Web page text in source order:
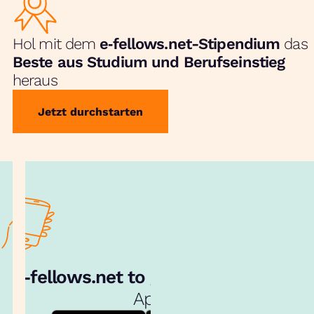
Hol mit dem e‑fellows.net-Stipendium das
Beste aus Studium und Berufseinstieg
heraus
Jetzt durchstarten
e‑fellows.net to go:
App!